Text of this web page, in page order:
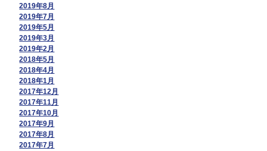
2019年8月
2019年7月
2019年5月
2019年3月
2019年2月
2018年5月
2018年4月
2018年1月
2017年12月
2017年11月
2017年10月
2017年9月
2017年8月
2017年7月